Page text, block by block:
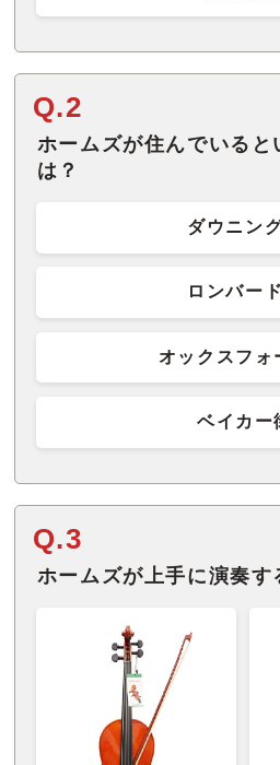
Q.2
ホームズが住んでいると
は？
ダウニン
ロンバー
オックスフォ
ベイカー
Q.3
ホームズが上手に演奏す